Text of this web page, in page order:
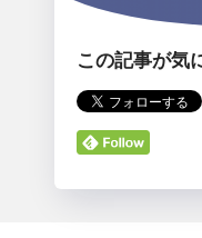
この記事が気